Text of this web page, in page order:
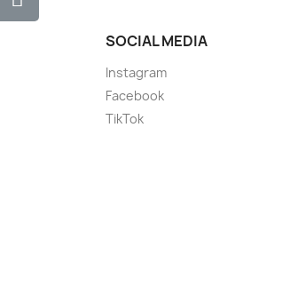
SOCIAL MEDIA
Instagram
Facebook
TikTok